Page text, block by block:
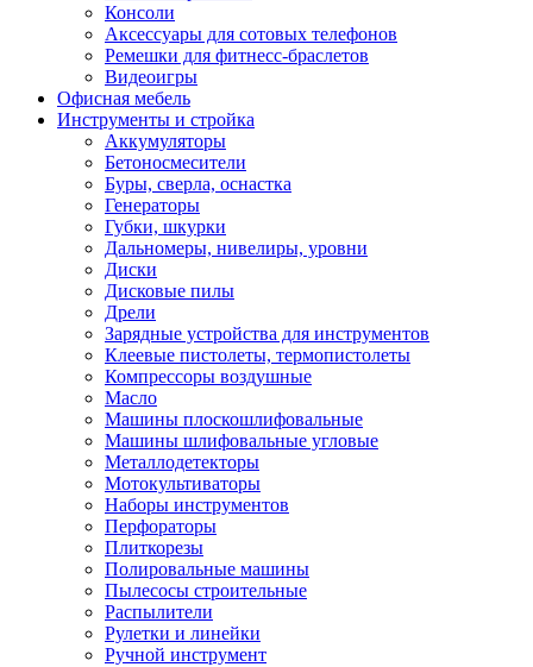
Консоли
Аксессуары для сотовых телефонов
Ремешки для фитнесс-браслетов
Видеоигры
Офисная мебель
Инструменты и стройка
Аккумуляторы
Бетоносмесители
Буры, сверла, оснастка
Генераторы
Губки, шкурки
Дальномеры, нивелиры, уровни
Диски
Дисковые пилы
Дрели
Зарядные устройства для инструментов
Клеевые пистолеты, термопистолеты
Компрессоры воздушные
Масло
Машины плоскошлифовальные
Машины шлифовальные угловые
Металлодетекторы
Мотокультиваторы
Наборы инструментов
Перфораторы
Плиткорезы
Полировальные машины
Пылесосы строительные
Распылители
Рулетки и линейки
Ручной инструмент